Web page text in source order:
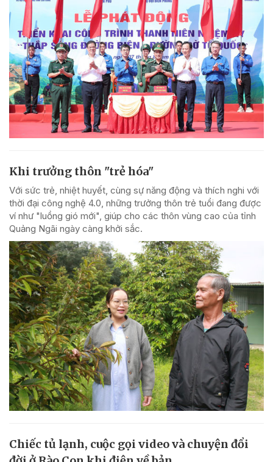
Khi trưởng thôn "trẻ hóa"
Với sức trẻ, nhiệt huyết, cùng sự năng động và thích nghi với
thời đại công nghệ 4.0, những trưởng thôn trẻ tuổi đang được
ví như "luồng gió mới", giúp cho các thôn vùng cao của tỉnh
Quảng Ngãi ngày càng khởi sắc.
Chiếc tủ lạnh, cuộc gọi video và chuyện đổi